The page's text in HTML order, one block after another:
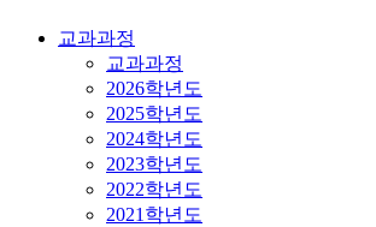
교과과정
교과과정
2026학년도
2025학년도
2024학년도
2023학년도
2022학년도
2021학년도